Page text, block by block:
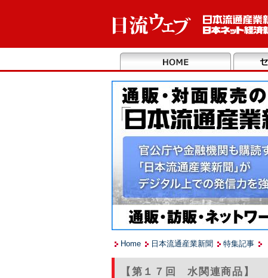
Home 日本流通産業新聞 特集記事
【第１７回 水関連商品】